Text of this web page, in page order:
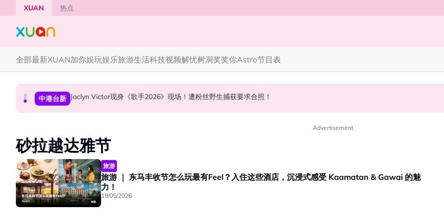
Skip to main content
XUAN 热点
全部最新XUAN加你娱玩娱乐旅游生活科技视频解忧树洞奖奖你Astro节目表
中港台新 中国《歌手2026》 “歌王之战” 成绩出炉！胡彦斌夺得歌王宝座！
国际星闻 YG大楼遭女粉持高尔夫球杆猛砸！BLACKPINK 10周年最新进展曝光！
中港台新 Jaclyn Victor现身《歌手2026》现场！遭粉丝野生捕获要求合照！
Advertisement
砂拉越达雅节
旅游
旅游 ｜ 东马丰收节怎么玩最有Feel？入住这些酒店，沉浸式感受 Kaamatan & Gawai 的魅
力！
19/05/2026